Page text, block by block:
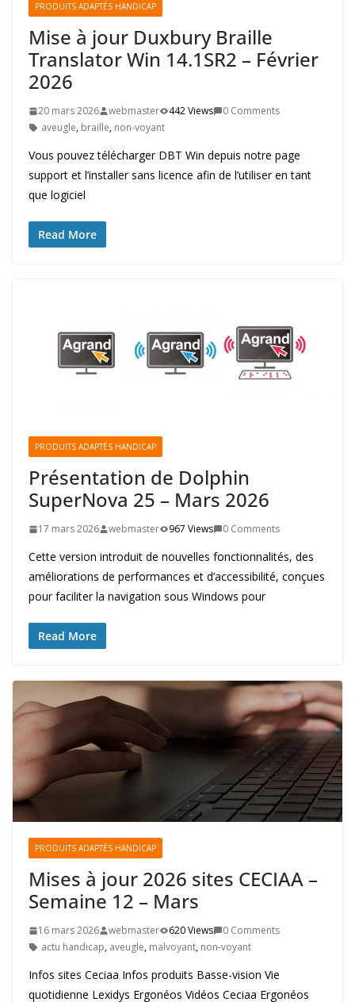
PRODUITS ADAPTÉS HANDICAP
Mise à jour Duxbury Braille
Translator Win 14.1SR2 – Février
2026
20 mars 2026 webmaster 442 Views
0 Comments
aveugle, braille, non-voyant
Vous pouvez télécharger DBT Win depuis notre page
support et l’installer sans licence afin de l’utiliser en tant
que logiciel
Read More
PRODUITS ADAPTÉS HANDICAP
Présentation de Dolphin
SuperNova 25 – Mars 2026
17 mars 2026 webmaster 967 Views 0 Comments
Cette version introduit de nouvelles fonctionnalités, des
améliorations de performances et d’accessibilité, conçues
pour faciliter la navigation sous Windows pour
Read More
PRODUITS ADAPTÉS HANDICAP
Mises à jour 2026 sites CECIAA –
Semaine 12 – Mars
16 mars 2026 webmaster 620 Views
0 Comments
actu handicap, aveugle, malvoyant, non-voyant
Infos sites Ceciaa Infos produits Basse-vision Vie
quotidienne Lexidys Ergonéos Vidéos Ceciaa Ergonéos